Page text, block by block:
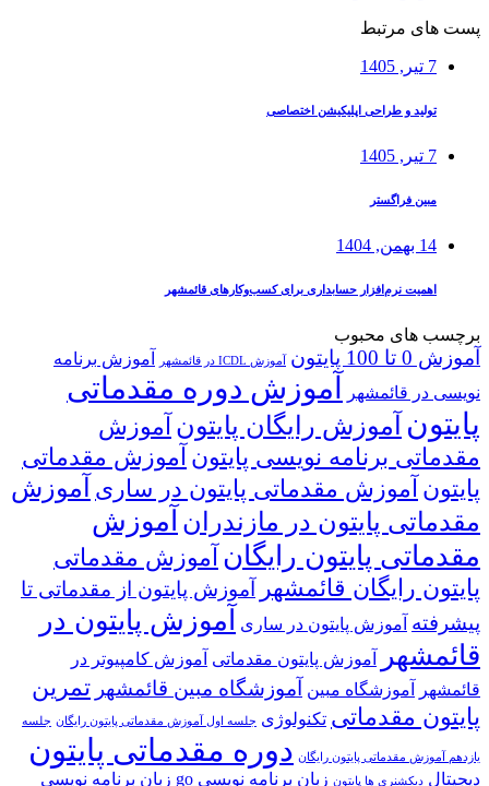
پست های مرتبط
7 تیر, 1405
تولید و طراحی اپلیکیشن اختصاصی
7 تیر, 1405
مبین فراگستر
14 بهمن, 1404
اهمیت نرم‌افزار حسابداری برای کسب‌وکارهای قائمشهر
برچسب های محبوب
آموزش 0 تا 100 پایتون آموزش ICDL در قائمشهر
آموزش برنامه
نویسی در قائمشهر
آموزش دوره مقدماتی
پایتونآموزش رایگان پایتونآموزش
مقدماتی برنامه نویسی پایتونآموزش مقدماتی
پایتونآموزش مقدماتی پایتون در ساریآموزش
مقدماتی پایتون در مازندرانآموزش
مقدماتی پایتون رایگانآموزش مقدماتی
پایتون رایگان قائمشهر آموزش پایتون از مقدماتی تا
پیشرفته آموزش پایتون در ساری آموزش پایتون در
قائمشهر
آموزش پایتون مقدماتی آموزش کامپیوتر در
قائمشهر
آموزشگاه مبین آموزشگاه مبین قائمشهر تمرین
پایتون مقدماتی تکنولوژی جلسه اول آموزش مقدماتی پایتون رایگان جلسه
یازدهم آموزش مقدماتی پایتون رایگان دوره مقدماتی پایتون
دیجیتال دیکشنری ها پایتون زبان برنامه نویسی go
زبان برنامه نویسی